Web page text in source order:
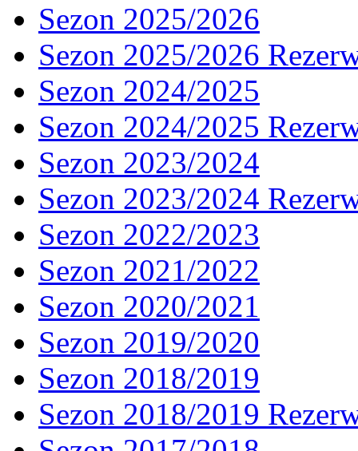
Sezon 2025/2026
Sezon 2025/2026
Sezon 2024/2025
Sezon 2024/2025
Sezon 2023/2024
Sezon 2023/2024
Sezon 2022/2023
Sezon 2021/2022
Sezon 2020/2021
Sezon 2019/2020
Sezon 2018/2019
Sezon 2018/2019